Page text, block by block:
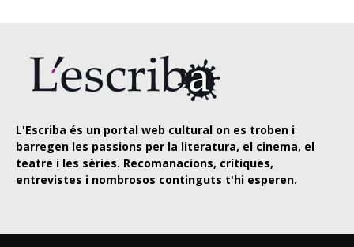
L'Escriba és un portal web cultural on es troben i
barregen les passions per la literatura, el cinema, el
teatre i les sèries. Recomanacions, crítiques,
entrevistes i nombrosos continguts t'hi esperen.